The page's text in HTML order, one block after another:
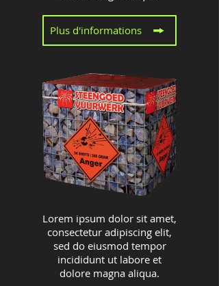
Plus d'informations
Lorem ipsum dolor sit amet,
consectetur adipiscing elit,
sed do eiusmod tempor
incididunt ut labore et
dolore magna aliqua.